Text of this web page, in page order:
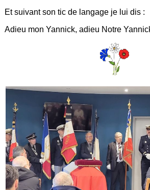
Et suivant son tic de langage je lui dis :
Adieu mon Yannick, adieu Notre